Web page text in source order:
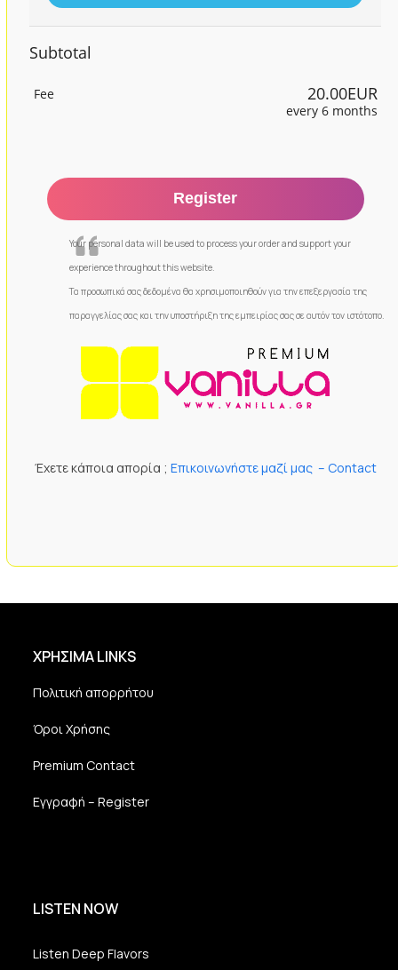
Subtotal
Fee 20.00EUR
every 6 months
Your personal data will be used to process your order and support your
experience throughout this website.
Τα προσωπικά σας δεδομένα θα χρησιμοποιηθούν για την επεξεργασία της
παραγγελίας σας και την υποστήριξη της εμπειρίας σας σε αυτόν τον ιστότοπο.
Έχετε κάποια απορία ; Επικοινωνήστε μαζί μας – Contact
ΧΡΗΣΙΜΑ LINKS
Πολιτική απορρήτου
Όροι Χρήσης
Premium Contact
Εγγραφή – Register
LISTEN NOW
Listen Deep Flavors